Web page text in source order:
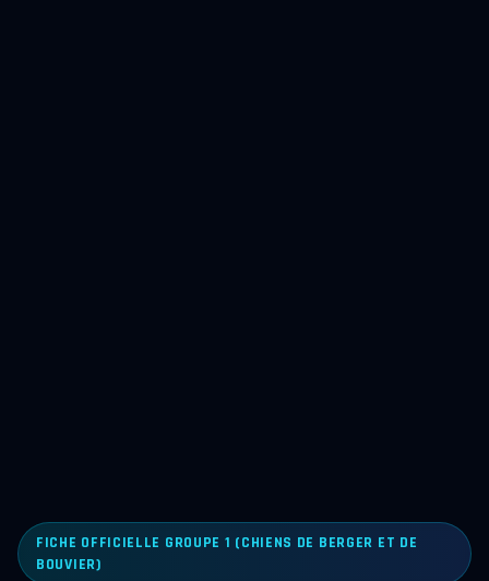
FICHE OFFICIELLE GROUPE 1 (CHIENS DE BERGER ET DE
BOUVIER)